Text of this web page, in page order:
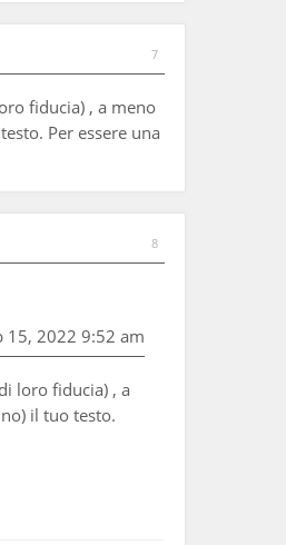
7
fiducia) , a meno
Per essere una
8
15, 2022 9:52 am
loro fiducia) , a
il tuo testo.